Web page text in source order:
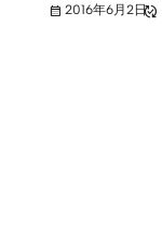
2016年6月2日